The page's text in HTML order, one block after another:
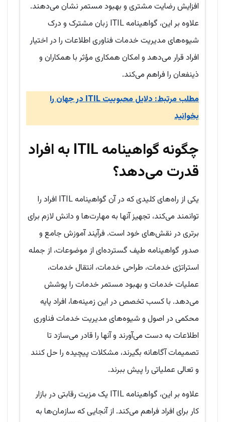
افزایش رضایت مشتری و بهبود مستمر نشان می‌دهند.
علاوه بر این، گواهینامه ITIL زبان مشترک و درک
شیوه‌های مدیریت خدمات فناوری اطلاعات را در اختیار
افراد قرار می‌دهد و امکان همکاری مؤثر با همکاران و
ذینفعان را فراهم می‌کند.
مطلب مرتبط: دلایل محبوبیت ITIL در جهان را
بخوانید
چگونه گواهینامه ITIL به افراد
قدرت می‌دهد؟
یکی از راه‌های کلیدی که در آن گواهینامه ITIL افراد را
توانمند می‌کند، تجهیز آنها به مهارت‌ها و دانش لازم برای
برتری در نقش‌های خود است. فرآیند آموزش جامع و
صدور گواهینامه طیف گسترده‌ای از موضوعات، از جمله
استراتژی خدمات، طراحی خدمات، انتقال خدمات،
عملیات خدمات و بهبود مستمر خدمات را پوشش
می‌دهد. با کسب تخصص در این زمینه‌ها، افراد پایه
محکمی در اصول و شیوه‌های مدیریت خدمات فناوری
اطلاعات به دست می‌آورند و آنها را قادر می‌سازد تا
تصمیمات آگاهانه بگیرند، مشکلات پیچیده را حل کنند
و تعالی عملیاتی را پیش ببرند.
علاوه بر این، گواهینامه ITIL یک مزیت رقابتی در بازار
کار برای افراد فراهم می‌کند. از آنجایی که سازمان‌ها به